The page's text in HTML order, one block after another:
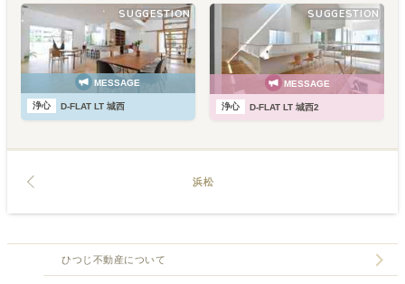
MESSAGE
浄心 D-FLAT LT 城西
SUGGESTION
MESSAGE
浄心 D-FLAT LT 城西2
SUGGESTION
浜松
ひつじ不動産について